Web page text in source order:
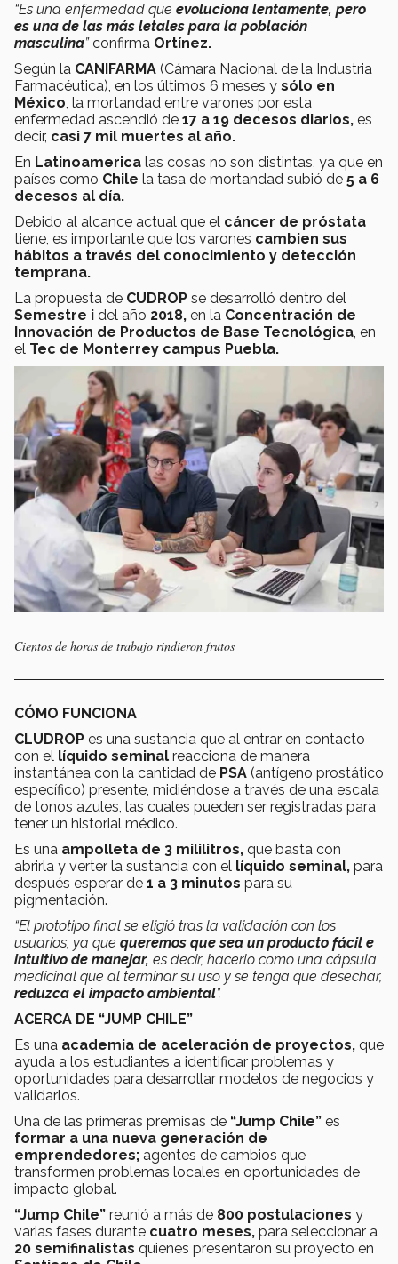
“Es una enfermedad que evoluciona lentamente, pero
es una de las más letales para la población
masculina”confirma Ortínez.
Según la CANIFARMA (Cámara Nacional de la Industria
Farmacéutica), en los últimos 6 meses y sólo en
México, la mortandad entre varones por esta
enfermedad ascendió de 17 a 19 decesos diarios, es
decir, casi 7 mil muertes al año.
En Latinoamerica las cosas no son distintas, ya que en
países como Chile la tasa de mortandad subió de 5 a 6
decesos al día.
Debido al alcance actual que el cáncer de próstata
tiene, es importante que los varones cambien sus
hábitos a través del conocimiento y detección
temprana.
La propuesta de CUDROP se desarrolló dentro del
Semestre i del año 2018, en la Concentración de
Innovación de Productos de Base Tecnológica, en
el Tec de Monterrey campus Puebla.
Cientos de horas de trabajo rindieron frutos
CÓMO FUNCIONA
CLUDROP es una sustancia que al entrar en contacto
con el líquido seminal reacciona de manera
instantánea con la cantidad de PSA (antígeno prostático
específico) presente, midiéndose a través de una escala
de tonos azules, las cuales pueden ser registradas para
tener un historial médico.
Es una ampolleta de 3 mililitros, que basta con
abrirla y verter la sustancia con el líquido seminal, para
después esperar de 1 a 3 minutos para su
pigmentación.
“El prototipo final se eligió tras la validación con los
usuarios, ya que queremos que sea un producto fácil e
intuitivo de manejar, es decir, hacerlo como una cápsula
medicinal que al terminar su uso y se tenga que desechar,
reduzca el impacto ambiental”.
ACERCA DE “JUMP CHILE”
Es una academia de aceleración de proyectos, que
ayuda a los estudiantes a identificar problemas y
oportunidades para desarrollar modelos de negocios y
validarlos.
Una de las primeras premisas de “Jump Chile” es
formar a una nueva generación de
emprendedores; agentes de cambios que
transformen problemas locales en oportunidades de
impacto global.
“Jump Chile” reunió a más de 800 postulaciones y
varias fases durante cuatro meses, para seleccionar a
20 semifinalistas quienes presentaron su proyecto en